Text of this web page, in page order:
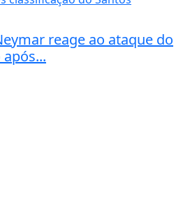
reage ao ataque do